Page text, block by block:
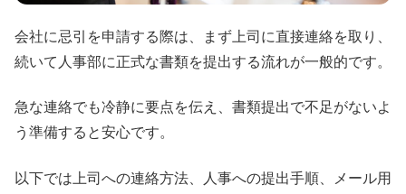
会社に忌引を申請する際は、まず上司に直接連絡を取り、
続いて人事部に正式な書類を提出する流れが一般的です。
急な連絡でも冷静に要点を伝え、書類提出で不足がないよ
う準備すると安心です。
以下では上司への連絡方法、人事への提出手順、メール用